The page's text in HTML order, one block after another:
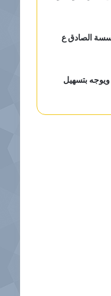
الصادق ع
بتسهيل